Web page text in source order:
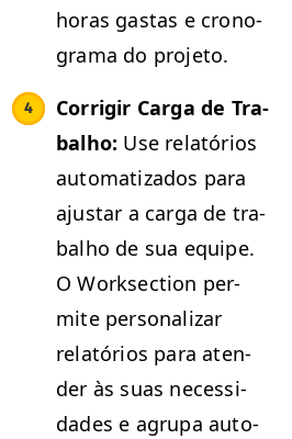
horas gas­tas e crono­
gra­ma do projeto.
Cor­ri­gir Car­ga de Tra­
bal­ho: Use relatórios
autom­a­ti­za­dos para
ajus­tar a car­ga de tra­
bal­ho de sua equipe.
O Work­sec­tion per­
mite per­son­alizar
relatórios para aten­
der às suas neces­si­
dades e agru­pa auto­